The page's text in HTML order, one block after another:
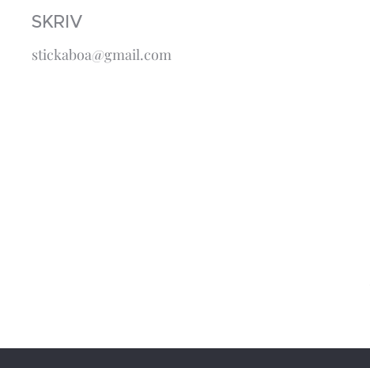
SKRIV
stickaboa@gmail.com